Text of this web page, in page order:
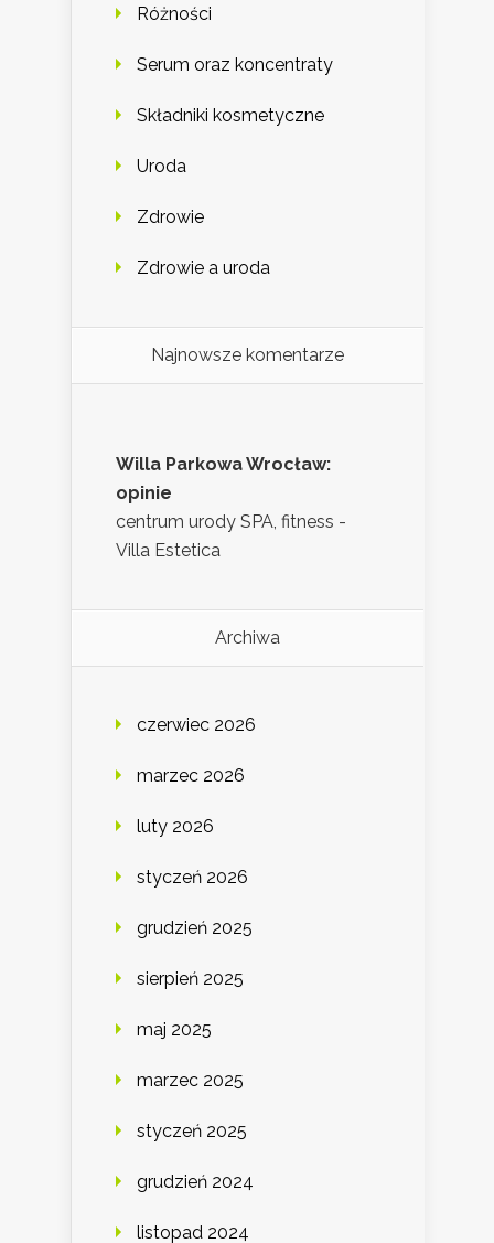
Różności
Serum oraz koncentraty
Składniki kosmetyczne
Uroda
Zdrowie
Zdrowie a uroda
Najnowsze komentarze
Willa Parkowa Wrocław:
opinie
centrum urody SPA, fitness -
Villa Estetica
Archiwa
czerwiec 2026
marzec 2026
luty 2026
styczeń 2026
grudzień 2025
sierpień 2025
maj 2025
marzec 2025
styczeń 2025
grudzień 2024
listopad 2024